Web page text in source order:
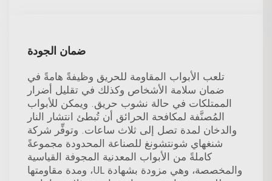
ضمان الجودة
تلعب الأبواب المقاومة للحريق وظيفةً هامةً في
ضمان سلامة الأشخاص وكذلك في تقليل أضرار
الممتلكات في حالة نشوب حريق. ويمكن للأبواب
المُصنَّفة لمكافحة الحرائق أن تُبطئ انتشار النار
والدخان لمدة تصل إلى ثلاث ساعات. وتوفِّر شركة
شنغهاي شونتشونغ للصناعة المحدودة مجموعةً
كاملةً من الأبواب المعدنية المجوفة القياسية
والمخصصة، وهي مزودة بشهادة UL، ومدة مقاومتها